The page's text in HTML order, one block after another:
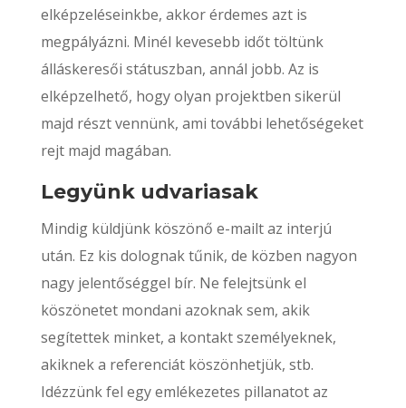
elképzeléseinkbe, akkor érdemes azt is
megpályázni. Minél kevesebb időt töltünk
álláskeresői státuszban, annál jobb. Az is
elképzelhető, hogy olyan projektben sikerül
majd részt vennünk, ami további lehetőségeket
rejt majd magában.
Legyünk udvariasak
Mindig küldjünk köszönő e-mailt az interjú
után. Ez kis dolognak tűnik, de közben nagyon
nagy jelentőséggel bír. Ne felejtsünk el
köszönetet mondani azoknak sem, akik
segítettek minket, a kontakt személyeknek,
akiknek a referenciát köszönhetjük, stb.
Idézzünk fel egy emlékezetes pillanatot az